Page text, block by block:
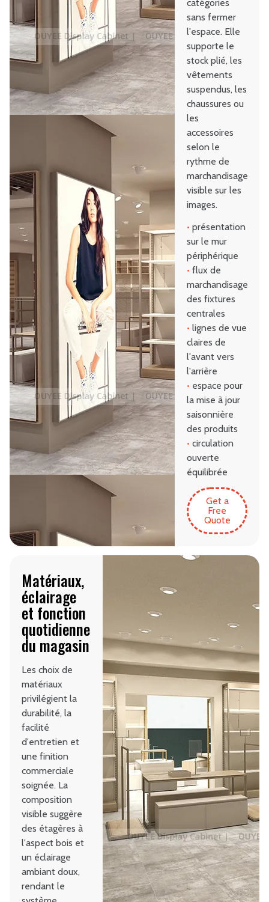
catégories
sans fermer
l'espace. Elle
supporte le
stock plié, les
vêtements
suspendus, les
chaussures ou
les
accessoires
selon le
rythme de
marchandisage
visible sur les
images.
• présentation
sur le mur
périphérique
• flux de
marchandisage
des fixtures
centrales
• lignes de vue
claires de
l'avant vers
l'arrière
• espace pour
la mise à jour
saisonnière
des produits
• circulation
ouverte
équilibrée
Get a
Free
Quote
Matériaux,
éclairage
et fonction
quotidienne
du magasin
Les choix de
matériaux
privilégient la
durabilité, la
facilité
d'entretien et
une finition
commerciale
soignée. La
composition
visible suggère
des étagères à
l'aspect bois et
un éclairage
ambiant doux,
rendant le